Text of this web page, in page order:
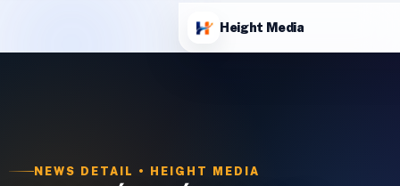
NEWS DETAIL • HEIGHT MEDIA